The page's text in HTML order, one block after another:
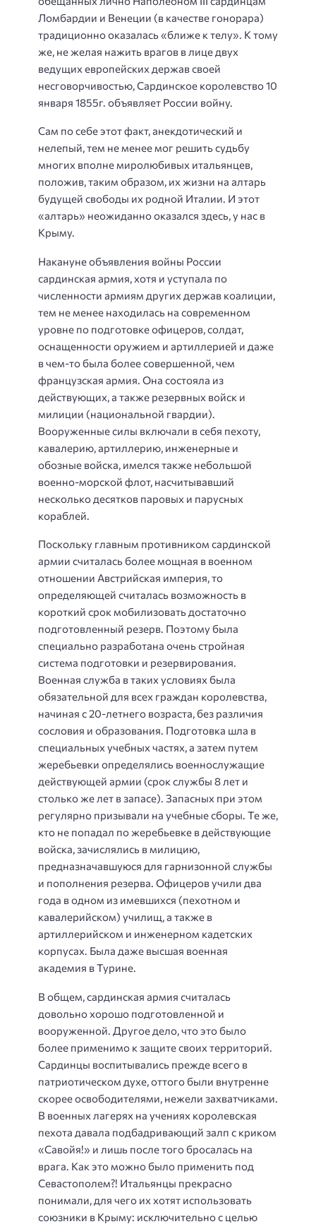
Ломбардии и Венеции (в качестве гонорара)
традиционно оказалась «ближе к телу». К тому
же, не желая нажить врагов в лице двух
ведущих европейских держав своей
несговорчивостью, Сардинское королевство 10
января 1855г. объявляет России войну.
Сам по себе этот факт, анекдотический и
нелепый, тем не менее мог решить судьбу
многих вполне миролюбивых итальянцев,
положив, таким образом, их жизни на алтарь
будущей свободы их родной Италии. И этот
«алтарь» неожиданно оказался здесь, у нас в
Крыму.
Накануне объявления войны России
сардинская армия, хотя и уступала по
численности армиям других держав коалиции,
тем не менее находилась на современном
уровне по подготовке офицеров, солдат,
оснащенности оружием и артиллерией и даже
в чем-то была более совершенной, чем
французская армия. Она состояла из
действующих, а также резервных войск и
милиции (национальной гвардии).
Вооруженные силы включали в себя пехоту,
кавалерию, артиллерию, инженерные и
обозные войска, имелся также небольшой
военно-морской флот, насчитывавший
несколько десятков паровых и парусных
кораблей.
Поскольку главным противником сардинской
армии считалась более мощная в военном
отношении Австрийская империя, то
определяющей считалась возможность в
короткий срок мобилизовать достаточно
подготовленный резерв. Поэтому была
специально разработана очень стройная
система подготовки и резервирования.
Военная служба в таких условиях была
обязательной для всех граждан королевства,
начиная с 20-летнего возраста, без различия
сословия и образования. Подготовка шла в
специальных учебных частях, а затем путем
жеребьевки определялись военнослужащие
действующей армии (срок службы 8 лет и
столько же лет в запасе). Запасных при этом
регулярно призывали на учебные сборы. Те же,
кто не попадал по жеребьевке в действующие
войска, зачислялись в милицию,
предназначавшуюся для гарнизонной службы
и пополнения резерва. Офицеров учили два
года в одном из имевшихся (пехотном и
кавалерийском) училищ, а также в
артиллерийском и инженерном кадетских
корпусах. Была даже высшая военная
академия в Турине.
В общем, сардинская армия считалась
довольно хорошо подготовленной и
вооруженной. Другое дело, что это было
более применимо к защите своих территорий.
Сардинцы воспитывались прежде всего в
патриотическом духе, оттого были внутренне
скорее освободителями, нежели захватчиками.
В военных лагерях на учениях королевская
пехота давала подбадривающий залп с криком
«Савойя!» и лишь после того бросалась на
врага. Как это можно было применить под
Севастополем?! Итальянцы прекрасно
понимали, для чего их хотят использовать
союзники в Крыму: исключительно с целью